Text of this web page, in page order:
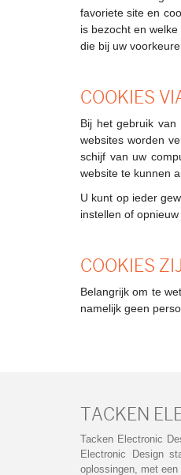
favoriete site en
is bezocht en
die bij uw
COOKIES
Bij het gebruik
websites worden
schijf van uw
website te kunnen
U kunt op ieder
instellen of
COOKIES
Belangrijk om te
namelijk geen
TACKEN
Tacken Electronic
Electronic Design
oplossingen, met